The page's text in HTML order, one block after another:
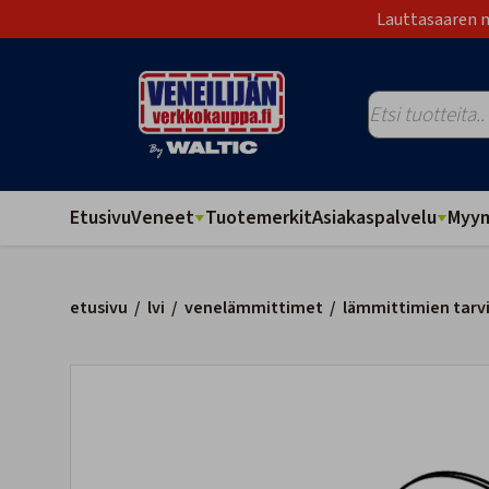
Lauttasaaren
EtusivuVeneet TuotemerkitAsiakaspalvelu
etusivu / lvi / venelämmittimet / lämmittimien